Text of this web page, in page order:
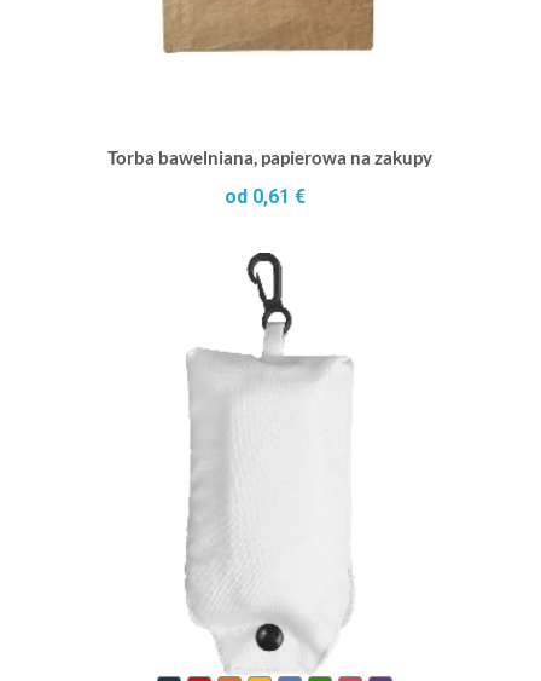
Torba bawelniana, papierowa na zakupy
od 0,61 €